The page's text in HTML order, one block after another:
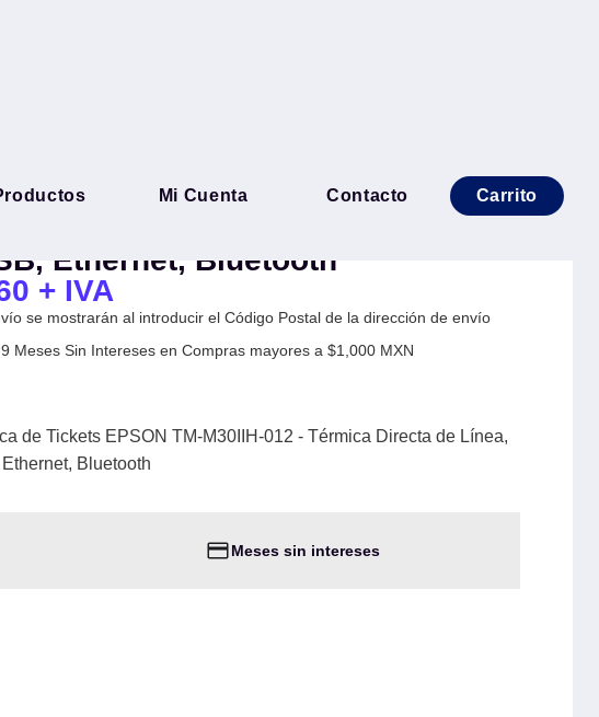
Mi Cuenta Contacto Carrito
Térmica de Tickets EPSON TM-
- Térmica Directa de Línea, 250
Ethernet, Bluetooth
+ IVA
se mostrarán al introducir el Código Postal de la dirección de envío
Meses Sin Intereses en Compras mayores a $1,000 MXN
de Tickets EPSON TM-M30IIH-012 - Térmica Directa de Línea,
Bluetooth
Meses sin intereses